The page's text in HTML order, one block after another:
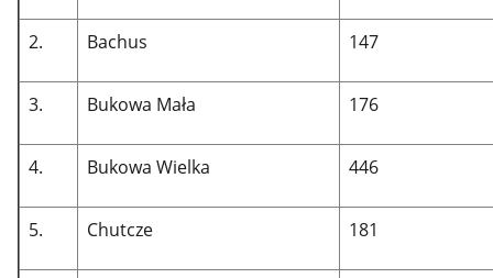
2. Bachus 147
3. Bukowa Mała 176
4. Bukowa Wielka 446
5. Chutcze 181